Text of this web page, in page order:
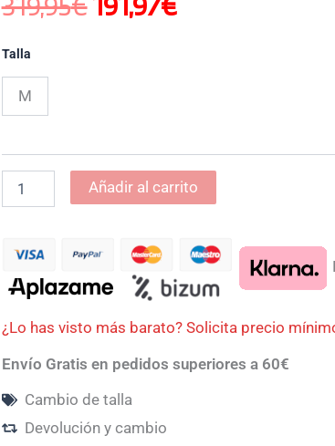
era:
es:
Talla
M
Añadir al carrito
¿Lo has visto más barato? Solicita precio
Envío Gratis en pedidos superiores a 60€
Cambio de talla
Devolución y cambio